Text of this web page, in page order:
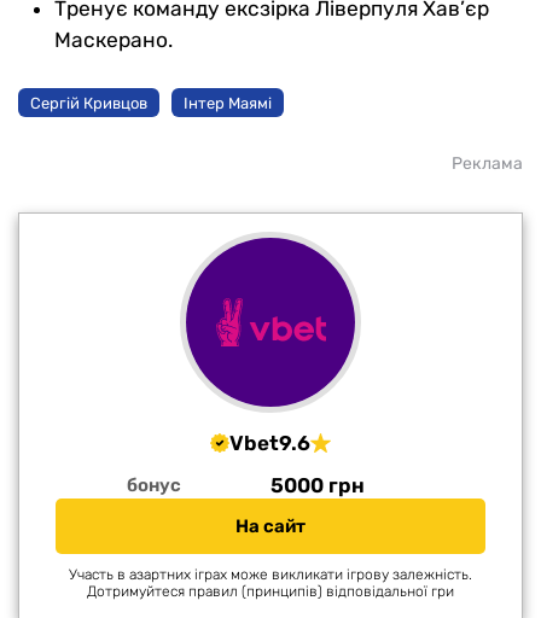
Тренує команду ексзірка Ліверпуля Хав’єр
Маскерано.
Сергій Кривцов Інтер Маямі
Реклама
Vbet9.6
бонус 5000 грн
На сайт
Участь в азартних іграх може викликати ігрову залежність.
Дотримуйтеся правил (принципів) відповідальної гри